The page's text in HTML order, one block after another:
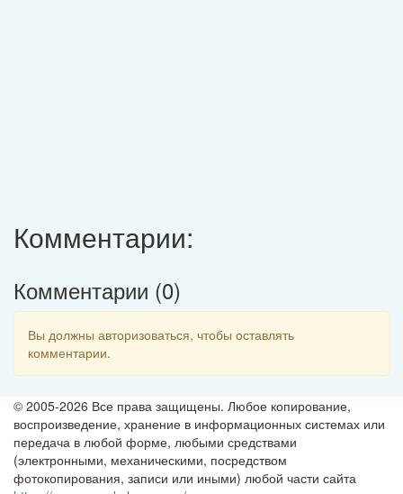
Комментарии:
Комментарии (0)
Вы должны авторизоваться, чтобы оставлять
комментарии.
© 2005-2026 Все права защищены. Любое копирование,
воспроизведение, хранение в информационных системах или
передача в любой форме, любыми средствами
(электронными, механическими, посредством
фотокопирования, записи или иными) любой части сайта